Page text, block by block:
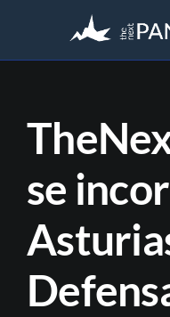
contenido
se